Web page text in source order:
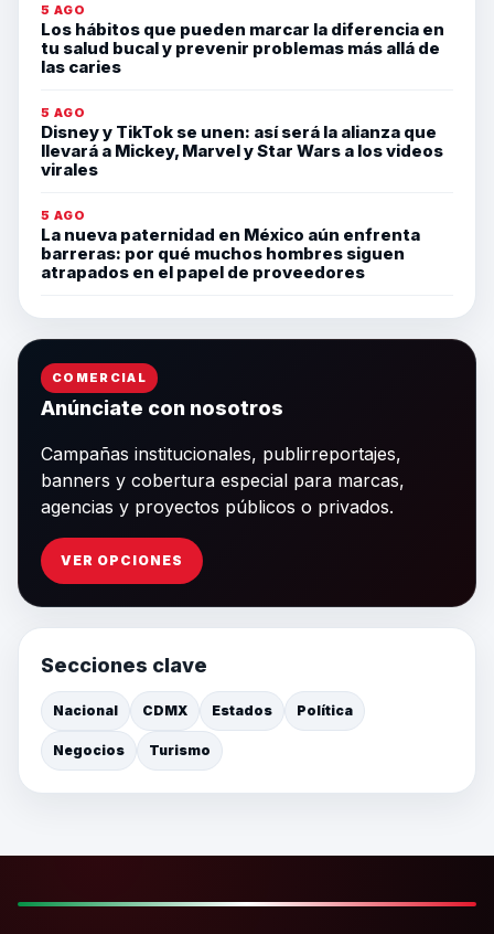
5 AGO
Los hábitos que pueden marcar la diferencia en
tu salud bucal y prevenir problemas más allá de
las caries
5 AGO
Disney y TikTok se unen: así será la alianza que
llevará a Mickey, Marvel y Star Wars a los videos
virales
5 AGO
La nueva paternidad en México aún enfrenta
barreras: por qué muchos hombres siguen
atrapados en el papel de proveedores
COMERCIAL
Anúnciate con nosotros
Campañas institucionales, publirreportajes,
banners y cobertura especial para marcas,
agencias y proyectos públicos o privados.
VER OPCIONES
Secciones clave
Nacional CDMX Estados Política
Negocios Turismo